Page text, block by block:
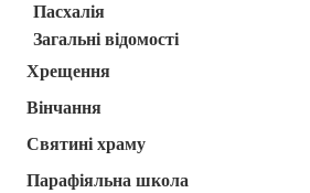
Пасхалія
Загальні відомості
Хрещення
Вінчання
Святині храму
Парафіяльна школа